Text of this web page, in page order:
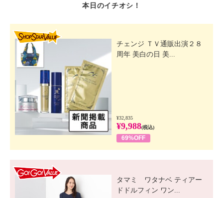
本日のイチオシ！
チェンジ ＴＶ通販出演２８
周年 美白の日 美...
¥32,835
¥9,988(税込)
69%OFF
タマミ ワタナベ ティアー
ドドルフィン ワン...